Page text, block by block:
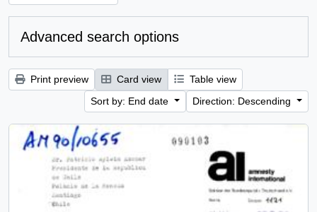
Advanced search options
Print preview Card view
Table view
Sort by: End date
Direction: Descending